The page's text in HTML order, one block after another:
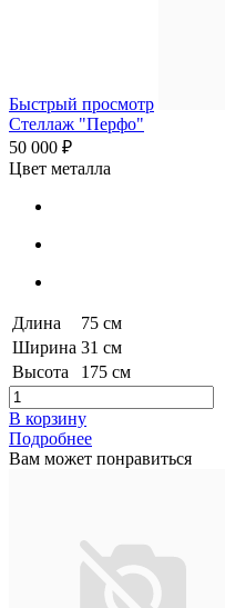
Быстрый просмотр
Стеллаж "Перфо"
50 000 ₽
Цвет металла
Длина
75 см
Ширина 31 см
Высота
175 см
В корзину
Подробнее
Вам может понравиться